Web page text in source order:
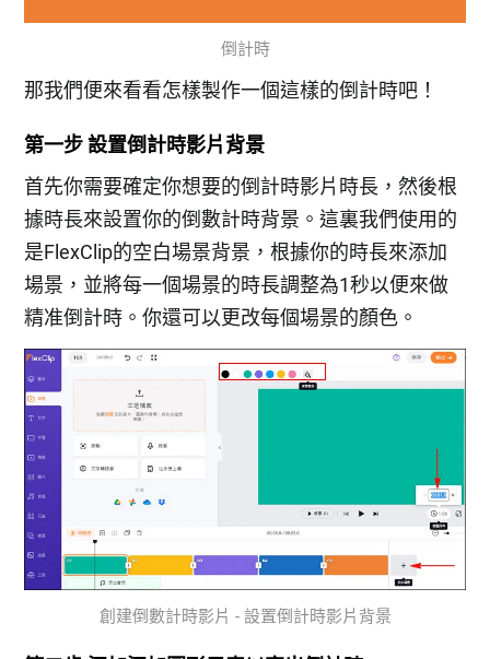
倒計時
那我們便來看看怎樣製作一個這樣的倒計時吧！
第一步 設置倒計時影片背景
首先你需要確定你想要的倒計時影片時長，然後根
據時長來設置你的倒數計時背景。這裏我們使用的
是FlexClip的空白場景背景，根據你的時長來添加
場景，並將每一個場景的時長調整為1秒以便來做
精准倒計時。你還可以更改每個場景的顏色。
創建倒數計時影片 - 設置倒計時影片背景